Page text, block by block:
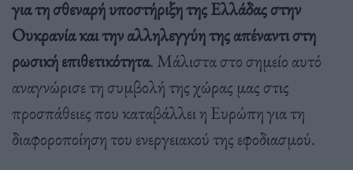
για τη σθεναρή υποστήριξη της Ελλάδας στην
Ουκρανία και την αλληλεγγύη της απέναντι στη
ρωσική επιθετικότητα. Μάλιστα στο σημείο αυτό
αναγνώρισε τη συμβολή της χώρας μας στις
προσπάθειες που καταβάλλει η Ευρώπη για τη
διαφοροποίηση του ενεργειακού της εφοδιασμού.